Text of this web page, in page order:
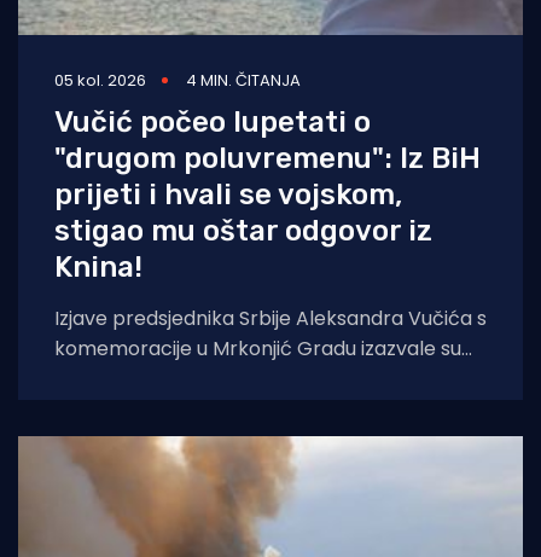
05 kol. 2026 4 MIN. ČITANJA
Vučić počeo lupetati o
"drugom poluvremenu": Iz BiH
prijeti i hvali se vojskom,
stigao mu oštar odgovor iz
Knina!
Izjave predsjednika Srbije Aleksandra Vučića s
komemoracije u Mrkonjić Gradu izazvale su